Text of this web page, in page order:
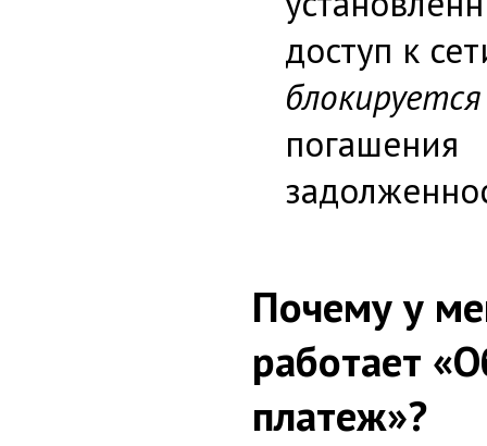
доступ к
блокируется
погашения
Почему у
работает
платеж»?